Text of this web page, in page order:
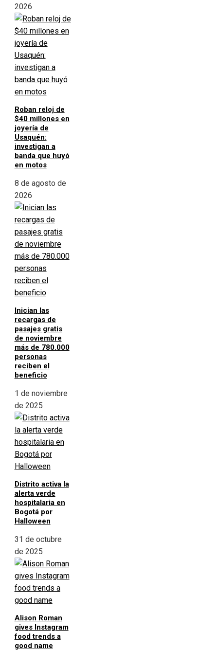
2026
Roban reloj de
$40 millones en
joyería de
Usaquén:
investigan a
banda que huyó
en motos
8 de agosto de
2026
Inician las
recargas de
pasajes gratis
de noviembre
más de 780.000
personas
reciben el
beneficio
1 de noviembre
de 2025
Distrito activa la
alerta verde
hospitalaria en
Bogotá por
Halloween
31 de octubre
de 2025
Alison Roman
gives Instagram
food trends a
good name